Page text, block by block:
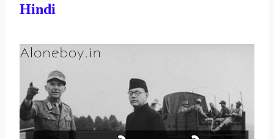
Hindi